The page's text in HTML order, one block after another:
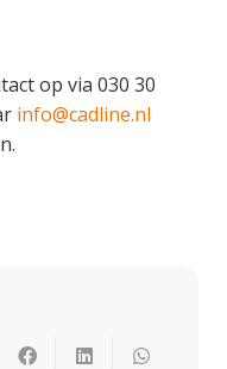
op via 030 30
info@cadline.nl